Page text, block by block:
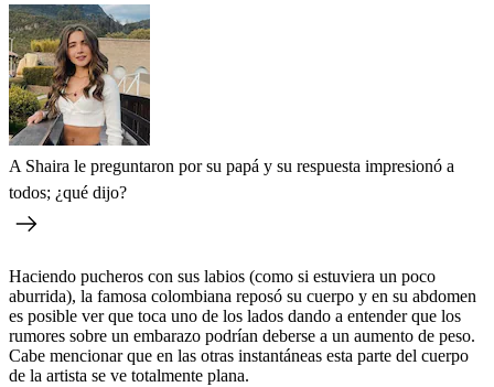
A Shaira le preguntaron por su papá y su respuesta impresionó a
todos; ¿qué dijo?
Haciendo pucheros con sus labios (como si estuviera un poco
aburrida), la famosa colombiana reposó su cuerpo y en su abdomen
es posible ver que toca uno de los lados dando a entender que los
rumores sobre un embarazo podrían deberse a un aumento de peso.
Cabe mencionar que en las otras instantáneas esta parte del cuerpo
de la artista se ve totalmente plana.